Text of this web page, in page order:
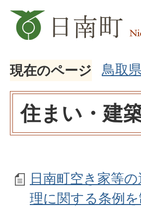
現在のページ 鳥取
住まい・建
日南町空き家等
理に関する条例を